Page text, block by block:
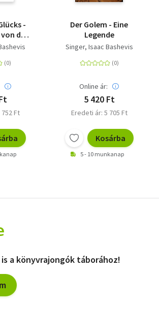
-
der
Ft
Der Golem - Eine
Legende
Singer, Isaac Bashevis
Online ár:
5 420 Ft
Eredeti ár: 5 705 Ft
Kosárba
5 - 10 munkanap
a könyvrajongók táborához!